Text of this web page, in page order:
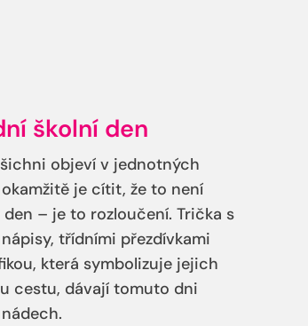
školní den
objeví v jednotných
je cítit, že to není
– je to rozloučení. Trička s
třídními přezdívkami
která symbolizuje jejich
cestu, dávají tomuto dni